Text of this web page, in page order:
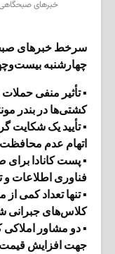
‌خبرهای
سرخط خبرهای
چهار‌شنبه
▪ تأثیر منفی
کشتی‌ها در بندر
▪ تأیید یک شکایت
اتهام عدم محافظت
▪ پست کانادا
فناوری اطلاعات
▪ تنها تعداد کمی
کلاس‌های جبرانی
▪ دو مشاور املاکی
جهت افزایش قیمت